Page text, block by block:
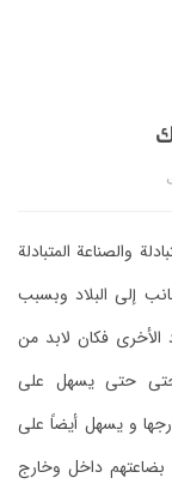
والصناعة المتبادلة
إلى البلاد وبسبب
الأخرى فكان لابد من
حتى حتى يسهل على
و يسهل أيضاً على
بضاعتهم داخل وخارج